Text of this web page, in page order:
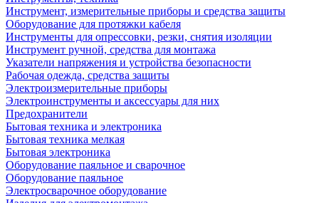
Инструмент, измерительные приборы и средства защиты
Оборудование для протяжки кабеля
Инструменты для опрессовки, резки, снятия изоляции
Инструмент ручной, средства для монтажа
Указатели напряжения и устройства безопасности
Рабочая одежда, средства защиты
Электроизмерительные приборы
Электроинструменты и аксессуары для них
Предохранители
Бытовая техника и электроника
Бытовая техника мелкая
Бытовая электроника
Оборудование паяльное и сварочное
Оборудование паяльное
Электросварочное оборудование